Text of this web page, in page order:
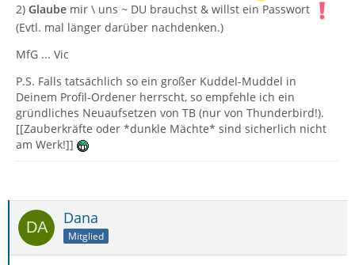
2) Glaube mir \ uns ~ DU brauchst & willst ein Passwort
(Evtl. mal länger darüber nachdenken.)
MfG ... Vic
P.S. Falls tatsächlich so ein großer Kuddel-Muddel in
Deinem Profil-Ordener herrscht, so empfehle ich ein
gründliches Neuaufsetzen von TB (nur von Thunderbird!).
[[Zauberkräfte oder *dunkle Mächte* sind sicherlich nicht
am Werk!]]
Dana
Mitglied